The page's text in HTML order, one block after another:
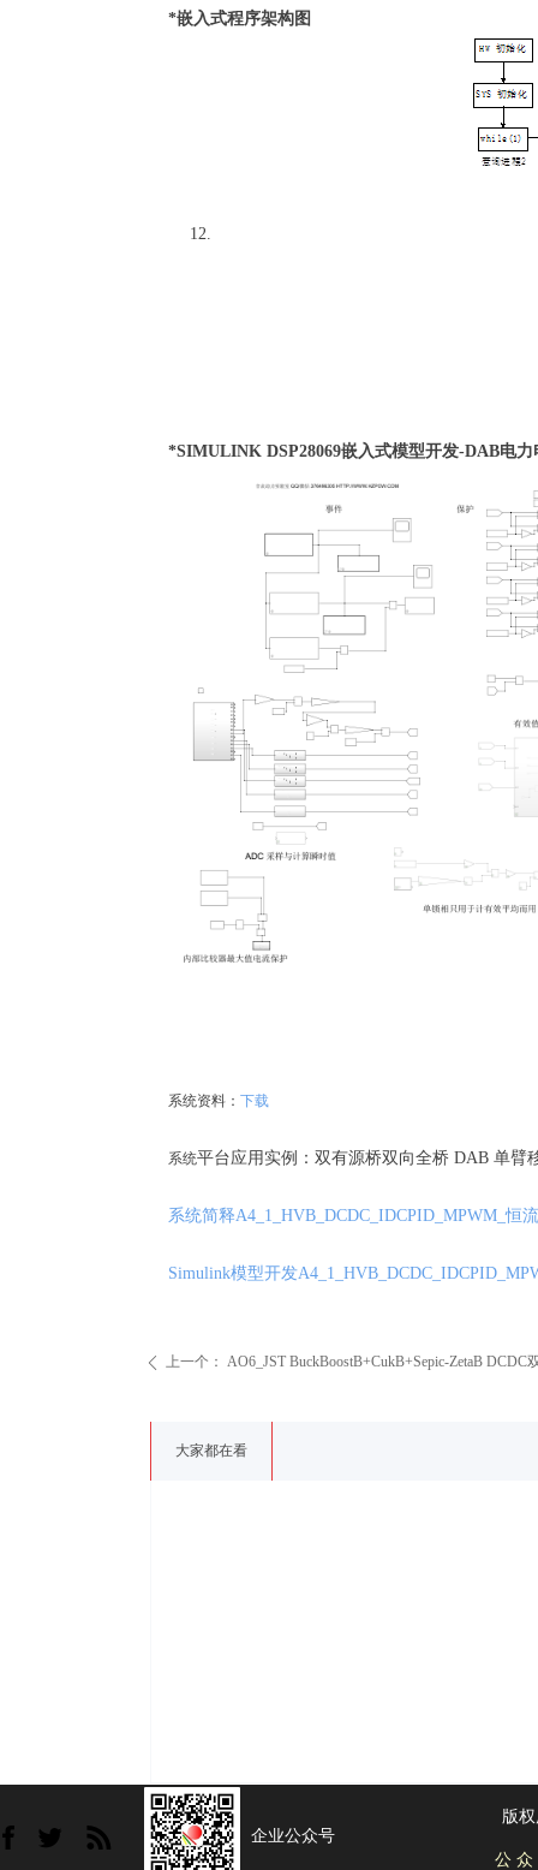
大家都在看
ꄴ 上一个： AO6_JST BuckBoostB+CukB+Sepic-ZetaB
*嵌入式程序架构图
*SIMULINK DSP28069嵌入式模型开发-DAB电
系统资料： 下载
系统平台应用实例：双有源桥双向全桥 DAB 单臂
系统简释A4_1_HVB_DCDC_IDCPID_MPWM_
Simulink模型开发
企业公众号
版
公 众